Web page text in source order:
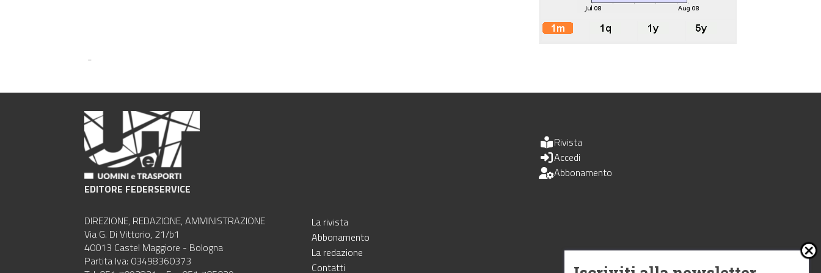
-
EDITORE FEDERSERVICE
DIREZIONE, REDAZIONE, AMMINISTRAZIONE
Via G. Di Vittorio, 21/b1
40013 Castel Maggiore - Bologna
Partita Iva: 03498360373
La rivista
Abbonamento
La redazione
Contatti
Rivista
Accedi
Abbonamento